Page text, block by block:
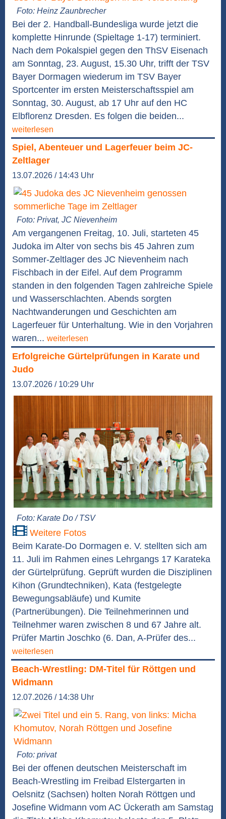
Foto: Heinz Zaunbrecher
Bei der 2. Handball-Bundesliga wurde jetzt die
komplette Hinrunde (Spieltage 1-17) terminiert.
Nach dem Pokalspiel gegen den ThSV Eisenach
am Sonntag, 23. August, 15.30 Uhr, trifft der TSV
Bayer Dormagen wiederum im TSV Bayer
Sportcenter im ersten Meisterschaftsspiel am
Sonntag, 30. August, ab 17 Uhr auf den HC
Elbflorenz Dresden. Es folgen die beiden...
weiterlesen
Spiel, Abenteuer und Lagerfeuer beim JC-
Zeltlager
13.07.2026 / 14:43 Uhr
Foto: Privat, JC Nievenheim
Am vergangenen Freitag, 10. Juli, starteten 45
Judoka im Alter von sechs bis 45 Jahren zum
Sommer-Zeltlager des JC Nievenheim nach
Fischbach in der Eifel. Auf dem Programm
standen in den folgenden Tagen zahlreiche Spiele
und Wasserschlachten. Abends sorgten
Nachtwanderungen und Geschichten am
Lagerfeuer für Unterhaltung. Wie in den Vorjahren
waren... weiterlesen
Erfolgreiche Gürtelprüfungen in Karate und
Judo
13.07.2026 / 10:29 Uhr
Foto: Karate Do / TSV
Weitere Fotos
Beim Karate-Do Dormagen e. V. stellten sich am
11. Juli im Rahmen eines Lehrgangs 17 Karateka
der Gürtelprüfung. Geprüft wurden die Disziplinen
Kihon (Grundtechniken), Kata (festgelegte
Bewegungsabläufe) und Kumite
(Partnerübungen). Die Teilnehmerinnen und
Teilnehmer waren zwischen 8 und 67 Jahre alt.
Prüfer Martin Joschko (6. Dan, A-Prüfer des...
weiterlesen
Beach-Wrestling: DM-Titel für Röttgen und
Widmann
12.07.2026 / 14:38 Uhr
Foto: privat
Bei der offenen deutschen Meisterschaft im
Beach-Wrestling im Freibad Elstergarten in
Oelsnitz (Sachsen) holten Norah Röttgen und
Josefine Widmann vom AC Ückerath am Samstag